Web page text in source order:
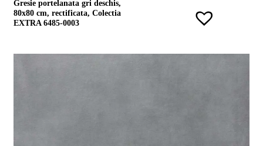
Gresie portelanata gri deschis,
80x80 cm, rectificata, Colectia
EXTRA 6485-0003